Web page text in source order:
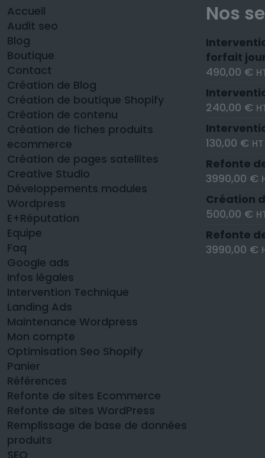
Accueil
Audit seo
Blog
Boutique
Contact
Création de Blog
Création de boutique Shopify
Création de contenu
Création de fiches produits
ecommerce
Création de pages satellites
Creative Studio
Développements modules
Wordpress
E+Réputation
Equipe
Faq
Google ads
Infos légales
Intervention Technique
Landing Ads
Maintenance Wordpress
Mon compte
Optimisation Seo Shopify
Panier
Références
Refonte de sites Ecommerce
Refonte de sites WordPress
Remplissage de base de données
produits
SEO
Nos
forfait
490,00 €
240,00 €
130,00 € HT
Refonte
3990,00 €
Création
500,00 €
Refonte
3990,00 €